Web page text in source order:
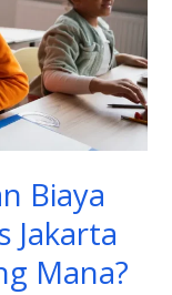
Biaya
Jakarta
Mana?